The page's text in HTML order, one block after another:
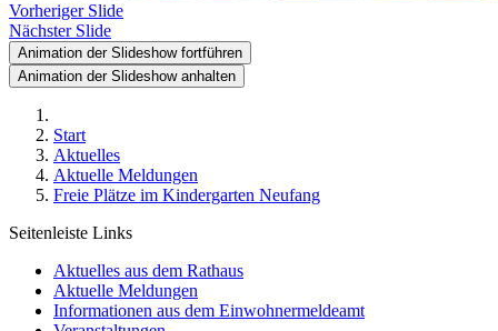
Vorheriger Slide
Nächster Slide
Animation der Slideshow fortführen
Animation der Slideshow anhalten
Start
Aktuelles
Aktuelle Meldungen
Freie Plätze im Kindergarten Neufang
Seitenleiste Links
Aktuelles aus dem Rathaus
Aktuelle Meldungen
Informationen aus dem Einwohnermeldeamt